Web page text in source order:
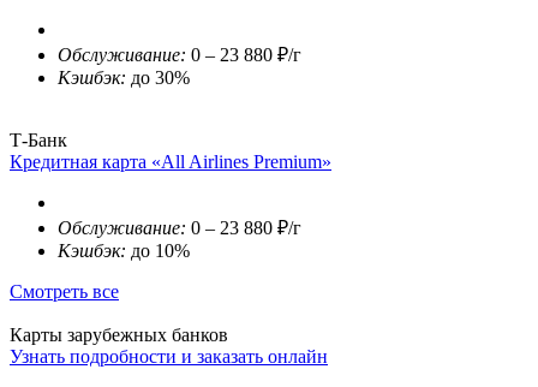
Обслуживание: 0 – 23 880 ₽/г
Кэшбэк: до 30%
Т-Банк
Кредитная карта «All Airlines Premium»
Обслуживание: 0 – 23 880 ₽/г
Кэшбэк: до 10%
Смотреть все
Карты зарубежных банков
Узнать подробности и заказать онлайн